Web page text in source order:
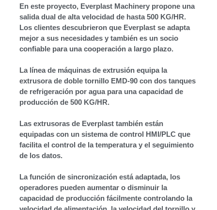
En este proyecto, Everplast Machinery propone una
salida dual de alta velocidad de hasta 500 KG/HR.
Los clientes descubrieron que Everplast se adapta
mejor a sus necesidades y también es un socio
confiable para una cooperación a largo plazo.
La línea de máquinas de extrusión equipa la
extrusora de doble tornillo EMD-90 con dos tanques
de refrigeración por agua para una capacidad de
producción de 500 KG/HR.
Las extrusoras de Everplast también están
equipadas con un sistema de control HMI/PLC que
facilita el control de la temperatura y el seguimiento
de los datos.
La función de sincronización está adaptada, los
operadores pueden aumentar o disminuir la
capacidad de producción fácilmente controlando la